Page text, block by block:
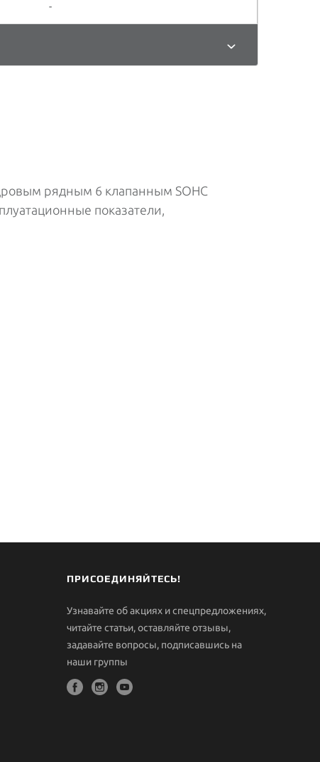
-
рядным 6 клапанным SOHC
показатели,
ПРИСОЕДИНЯЙТЕСЬ!
Узнавайте об акциях и спецпредложениях,
читайте статьи, оставляйте отзывы,
задавайте вопросы, подписавшись на
наши группы